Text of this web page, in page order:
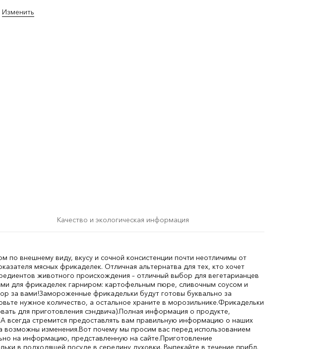
Изменить
Качество и экологическая информация
по внешнему виду, вкусу и сочной консистенции почти неотличимы от
мясных фрикаделек. Отличная альтернатва для тех, кто хочет
животного происхождения – отличный выбор для вегетарианцев
для фрикаделек гарниром: картофельным пюре, сливочным соусом и
за вами!Замороженные фрикадельки будут готовы буквально за
нужное количество, а остальное храните в морозильнике.Фрикадельки
для приготовления сэндвича).Полная информация о продукте,
всегда стремится предоставлять вам правильную информацию о наших
возможны изменения.Вот почему мы просим вас перед использованием
на информацию, представленную на сайте.Приготовление
в подходящей посуде в середину духовки. Выпекайте в течение прибл.